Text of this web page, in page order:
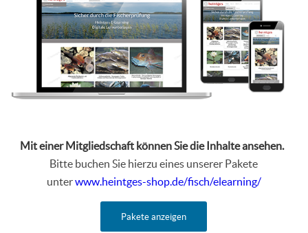
Mit einer Mitgliedschaft können Sie die Inhalte ansehen.
Bitte buchen Sie hierzu eines unserer Pakete
unterwww.heintges-shop.de/fisch/elearning/
Pakete anzeigen